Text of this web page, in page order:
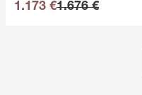
1.173 €1.676 €